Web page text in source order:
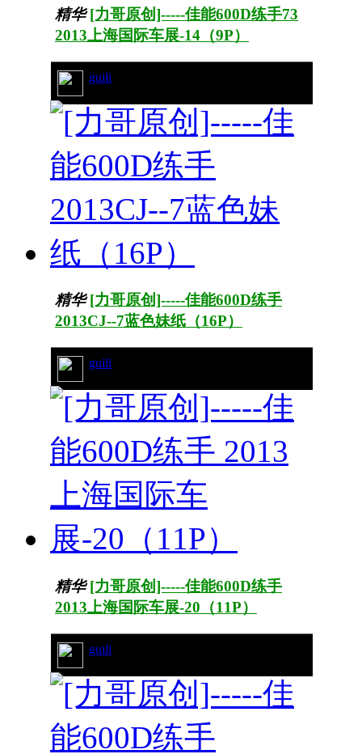
精华 [力哥原创]-----佳能600D练手73
2013上海国际车展-14（9P）
guili
精华 [力哥原创]-----佳能600D练手
2013CJ--7蓝色妹纸（16P）
guili
精华 [力哥原创]-----佳能600D练手
2013上海国际车展-20（11P）
guili